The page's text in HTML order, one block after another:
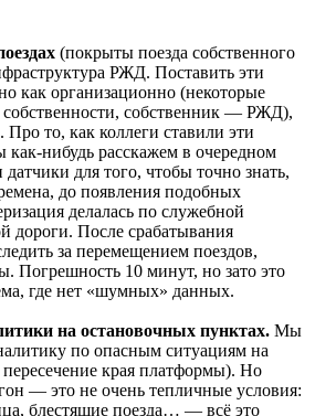
(покрыты поезда собственного
РЖД. Поставить эти
как организационно (некоторые
собственности, собственник — РЖД),
Про то, как коллеги ставили эти
нибудь расскажем в очередном
для того, чтобы точно знать,
до появления подобных
делалась по служебной
дороги. После срабатывания
за перемещением поездов,
Погрешность 10 минут, но зато это
где нет «шумных» данных.
на остановочных пунктах. Мы
по опасным ситуациям на
края платформы). Но
— это не очень тепличные условия:
блестящие поезда… — всё это